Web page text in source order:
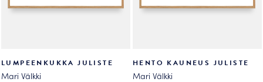
LUMPEENKUKKA JULISTE
Mari Välkki
HENTO KAUNEUS JULISTE
Mari Välkki